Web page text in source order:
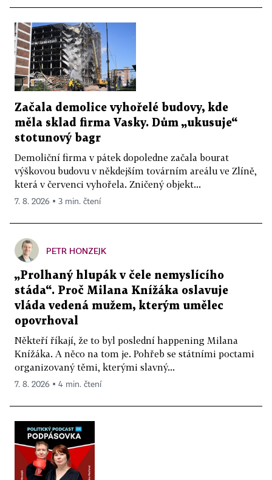
Začala demolice vyhořelé budovy, kde
měla sklad firma Vasky. Dům „ukusuje“
stotunový bagr
Demoliční firma v pátek dopoledne začala bourat
výškovou budovu v někdejším továrním areálu ve Zlíně,
která v červenci vyhořela. Zničený objekt...
7. 8. 2026 ▪ 3 min. čtení
PETR HONZEJK
„Prolhaný hlupák v čele nemyslícího
stáda“. Proč Milana Knížáka oslavuje
vláda vedená mužem, kterým umělec
opovrhoval
Někteří říkají, že to byl poslední happening Milana
Knížáka. A něco na tom je. Pohřeb se státními poctami
organizovaný těmi, kterými slavný...
7. 8. 2026 ▪ 4 min. čtení